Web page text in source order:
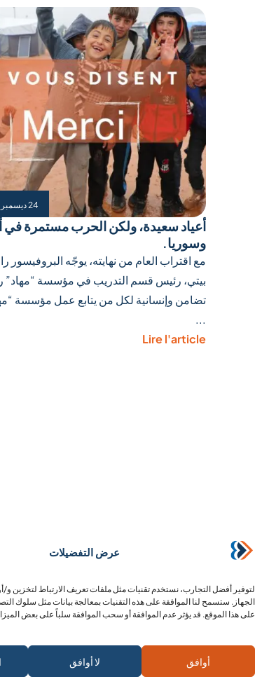
عرض التفضيلات
لتوفير أفضل التجارب، نستخدم تقنيات مثل ملفات تعريف الارتباط لتخزين
الجهاز. ستسمح لنا الموافقة على هذه التقنيات بمعالجة بيانات مثل سلوك
على هذا الموقع. قد يؤثر عدم الموافقة أو سحب الموافقة سلباً على بعض
أوافق لا أوافق اشترك في الرسالة الإخبارية
24 ديسمبر 2022
أعياد سعيدة، ولكن الحرب مستمرة في
وسوريا.
مع اقتراب العام من نهايته، يوجّه البروفيسور
بيتي، رئيس قسم التدريب في مؤسسة “مهاد”
تضامن وإنسانية لكل من يتابع عمل مؤسسة
...
Lire l'article